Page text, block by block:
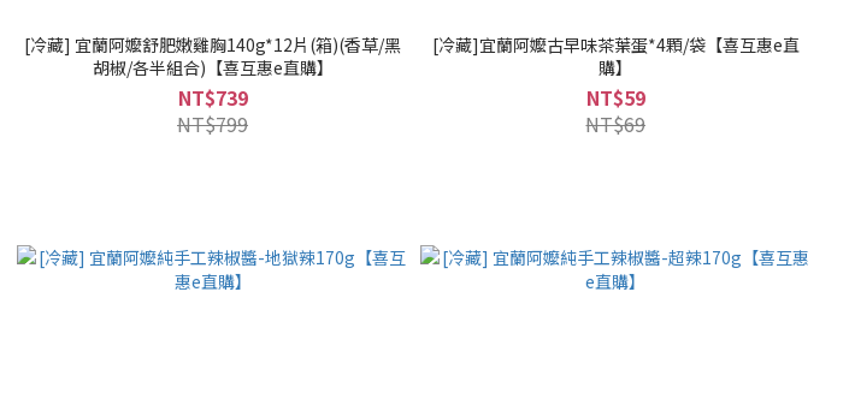
[冷藏] 宜蘭阿嬤舒肥嫩雞胸140g*12片(箱)(香草/黑
胡椒/各半組合)【喜互惠e直購】
NT$739
NT$799
[冷藏]宜蘭阿嬤古早味茶葉蛋*4顆/袋【喜互惠e直
購】
NT$59
NT$69